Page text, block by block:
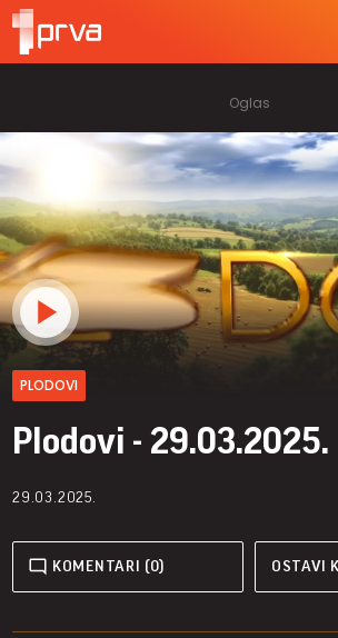
PLODOVI
Plodovi - 29.03.2025.
29.03.2025.
KOMENTARI (0) OSTAVI